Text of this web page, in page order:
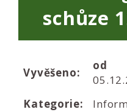
schůze
Vyvěšeno:
od
Kategorie: